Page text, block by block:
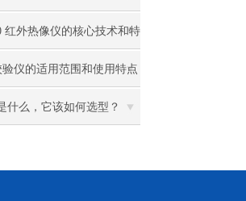
？
红外热像仪的核心技术和特
验仪的适用范围和使用特点
什么，它该如何选型？